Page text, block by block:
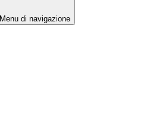
Menu di navigazione